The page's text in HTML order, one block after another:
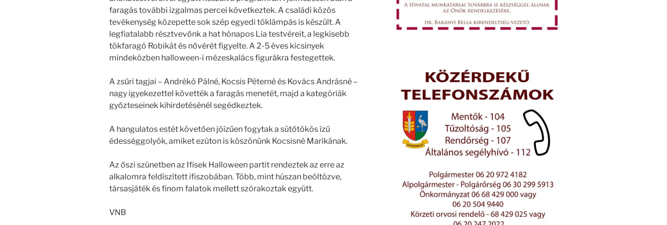
faragás további izgalmas percei következtek. A családi közös
tevékenység közepette sok szép egyedi töklámpás is készült. A
legfiatalabb résztvevőnk a hat hónapos Lia testvéreit, a legkisebb
tökfaragó Robikát és nővérét figyelte. A 2-5 éves kicsinyek
mindeközben halloween-i mézeskalács figurákra festegettek.
A zsűri tagjai – Andrékó Pálné, Kocsis Péterné és Kovács Andrásné –
nagy igyekezettel követték a faragás menetét, majd a kategóriák
győzteseinek kihirdetésénél segédkeztek.
A hangulatos estét követően jóízűen fogytak a sütőtökös ízű
édességgolyók, amiket ezúton is köszönünk Kocsisné Marikának.
Az őszi szünetben az Ifisek Halloween partit rendeztek az erre az
alkalomra feldíszített ifiszobában. Több, mint húszan beöltözve,
társasjáték és finom falatok mellett szórakoztak együtt.
VNB